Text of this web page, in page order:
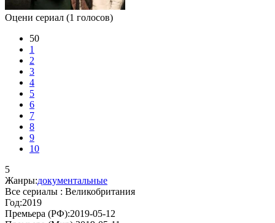
Оцени сериал (1 голосов)
50
1
2
3
4
5
6
7
8
9
10
5
Жанры:документальные
Все сериалы : Великобритания
Год:2019
Премьера (РФ):2019-05-12